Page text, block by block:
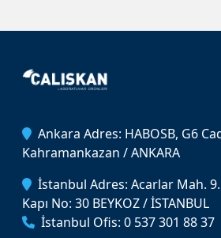
Ankara Adres: HABOSB, G6
Kahramankazan / ANKARA
İstanbul Adres: Acarlar Mah.
Kapı No: 30 BEYKOZ / İSTANBUL
İstanbul Ofis: 0 537 301 88 37